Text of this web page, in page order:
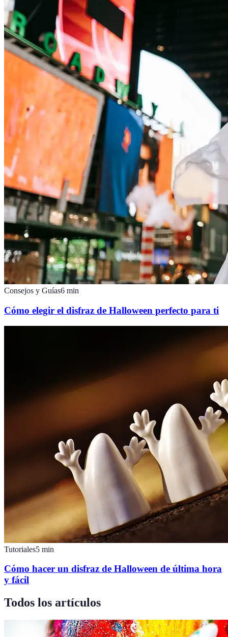
Consejos y Guías6 min
Cómo elegir el disfraz de Halloween perfecto para ti
Tutoriales5 min
Cómo hacer un disfraz de Halloween de última hora
y fácil
Todos los artículos